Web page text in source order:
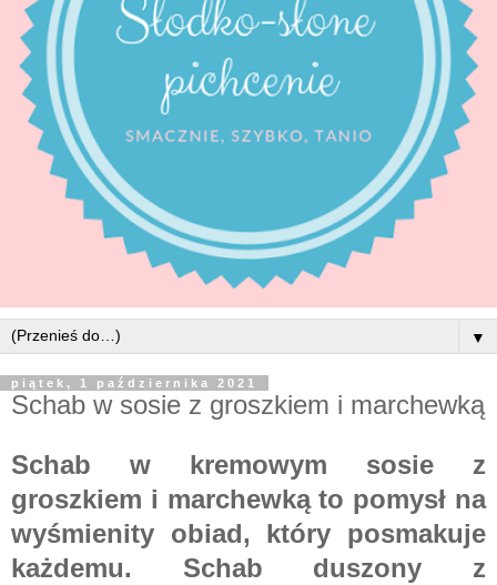
▼
piątek, 1 października 2021
Schab w sosie z groszkiem i marchewką
Schab w kremowym sosie z
groszkiem i marchewką to pomysł na
wyśmienity obiad, który posmakuje
każdemu. Schab duszony z